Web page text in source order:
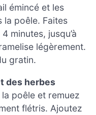
émincé et les
la poêle. Faites
minutes, jusqu’à
légèrement.
gratin.
des herbes
poêle et remuez
flétris. Ajoutez